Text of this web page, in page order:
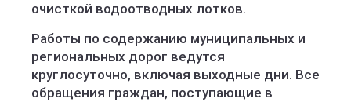
очисткой водоотводных лотков.
Работы по содержанию муниципальных и
региональных дорог ведутся
круглосуточно, включая выходные дни. Все
обращения граждан, поступающие в